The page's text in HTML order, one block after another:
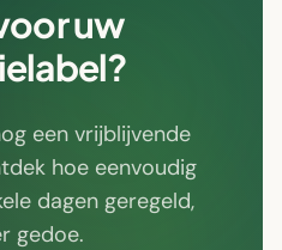
uw
een vrijblijvende
hoe eenvoudig
dagen geregeld,
gedoe.